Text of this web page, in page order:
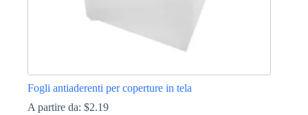
Fogli antiaderenti per coperture in tela
A partire da: $2.19